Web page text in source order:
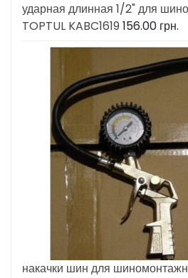
ударная длинная 1/2" для
TOPTUL KABC1619 156.00 грн.
накачки шин для